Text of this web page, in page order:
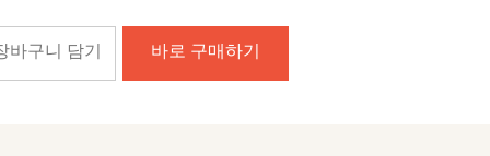
바구니 담기 바로 구매하기